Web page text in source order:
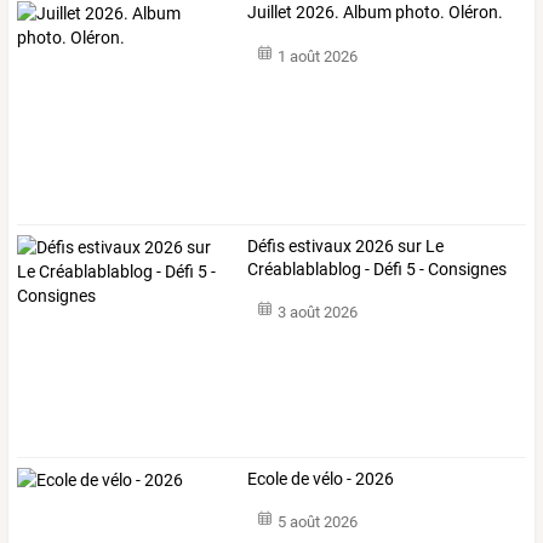
Juillet 2026. Album photo. Oléron.
1 août 2026
Défis estivaux 2026 sur Le
Créablablablog - Défi 5 - Consignes
3 août 2026
Ecole de vélo - 2026
5 août 2026